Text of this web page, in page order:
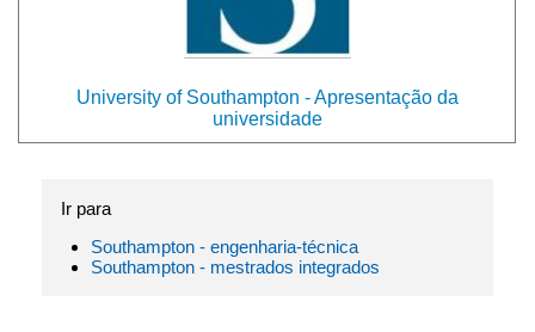
University of Southampton - Apresentação da
universidade
Ir para
Southampton - engenharia-técnica
Southampton - mestrados integrados